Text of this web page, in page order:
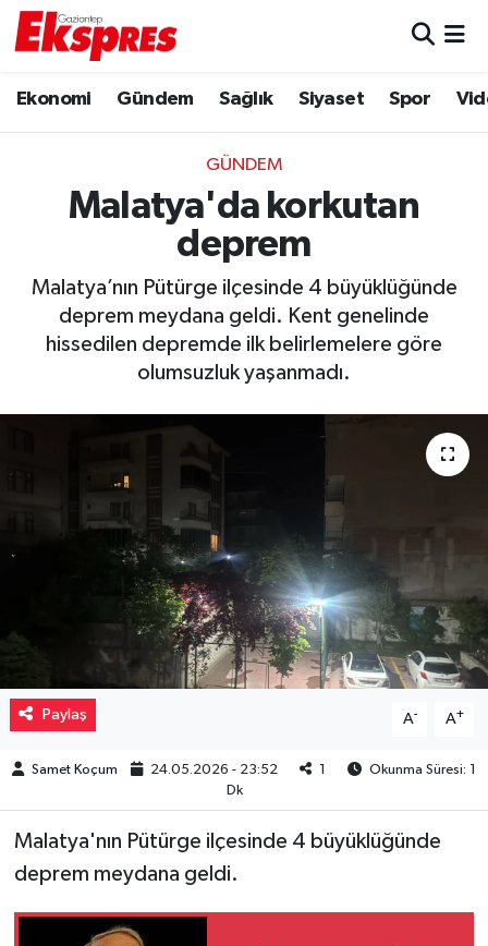
Ekonomi Gündem Sağlık Siyaset Spor
GÜNDEM
Malatya'da korkutan
deprem
Malatya’nın Pütürge ilçesinde 4 büyüklüğünde
deprem meydana geldi. Kent genelinde
hissedilen depremde ilk belirlemelere göre
olumsuzluk yaşanmadı.
Paylaş A- A+
Samet Koçum 24.05.2026 - 23:52 1
Okunma Süresi: 1
Dk
Malatya'nın Pütürge ilçesinde 4 büyüklüğünde
deprem meydana geldi.
Ekonomi
Gaziantep son dakika
Gündem
Kültür Sanat
Magazin
Müzik
Resmi İlanlar
Sağlık
Teknoloji
Trafik Durumu
Puan Durumu ve Fikstür
Tüm Manşetler
Son Dakika Haberleri
Haber Arşivi